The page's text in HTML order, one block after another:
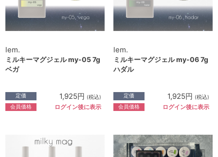
lem.
ミルキーマグジェル my-05 7g
ベガ
定価 1,925円 (税込)
会員価格 ログイン後に表示
lem.
ミルキーマグジェル my-06 7g
ハダル
定価 1,925円 (税込)
会員価格 ログイン後に表示